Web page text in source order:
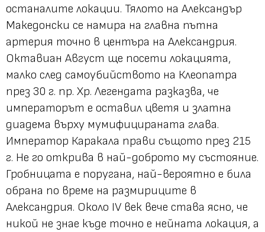
останалите локации. Тялото на Александър
Македонски се намира на главна пътна
артерия точно в центъра на Александрия.
Октавиан Август ще посети локацията,
малко след самоубийството на Клеопатра
през 30 г. пр. Хр. Легендата разказва, че
императорът е оставил цветя и златна
диадема върху мумифицираната глава.
Император Каракала прави същото през 215
г. Не го открива в най-доброто му състояние.
Гробницата е поругана, най-вероятно е била
обрана по време на размириците в
Александрия. Около IV век вече става ясно, че
никой не знае къде точно е нейната локация, а